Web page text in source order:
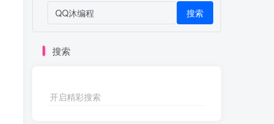
搜索
搜索
开启精彩搜索